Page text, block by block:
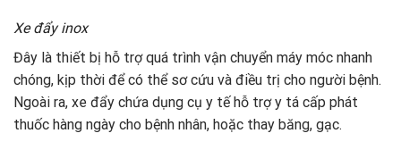
Xe đẩy inox
Đây là thiết bị hỗ trợ quá trình vận chuyển máy móc nhanh
chóng, kịp thời để có thể sơ cứu và điều trị cho người bệnh.
Ngoài ra, xe đẩy chứa dụng cụ y tế hỗ trợ y tá cấp phát
thuốc hàng ngày cho bệnh nhân, hoặc thay băng, gạc.